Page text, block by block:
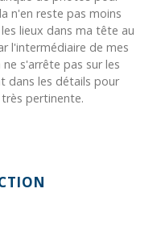
n'en reste pas moins
lieux dans ma tête au
l'intermédiaire de mes
s'arrête pas sur les
dans les détails pour
pertinente.